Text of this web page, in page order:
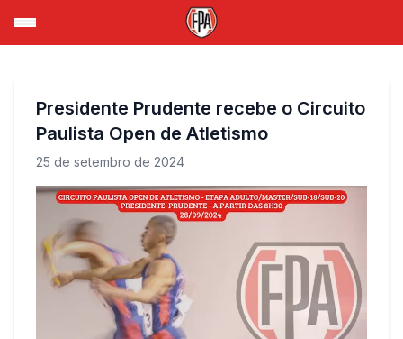
Presidente Prudente recebe o Circuito
Paulista Open de Atletismo
25 de setembro de 2024